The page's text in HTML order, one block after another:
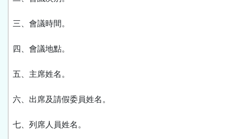
三、會議時間。
四、會議地點。
五、主席姓名。
六、出席及請假委員姓名。
七、列席人員姓名。